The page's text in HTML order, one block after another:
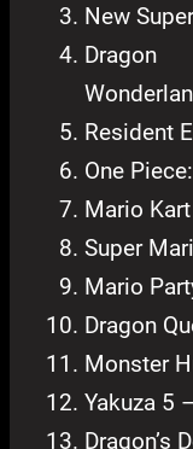
New
Dragon
Resident
One
Mario
Super
Mario
Dragon
Monster
Yakuza 5
Dragon’s